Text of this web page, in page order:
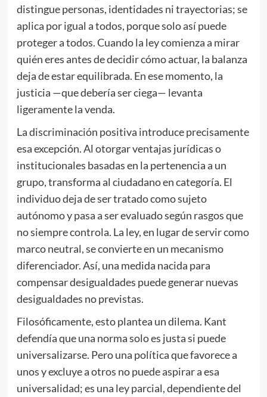
distingue personas, identidades ni trayectorias; se
aplica por igual a todos, porque solo así puede
proteger a todos. Cuando la ley comienza a mirar
quién eres antes de decidir cómo actuar, la balanza
deja de estar equilibrada. En ese momento, la
justicia —que debería ser ciega— levanta
ligeramente la venda.
La discriminación positiva introduce precisamente
esa excepción. Al otorgar ventajas jurídicas o
institucionales basadas en la pertenencia a un
grupo, transforma al ciudadano en categoría. El
individuo deja de ser tratado como sujeto
autónomo y pasa a ser evaluado según rasgos que
no siempre controla. La ley, en lugar de servir como
marco neutral, se convierte en un mecanismo
diferenciador. Así, una medida nacida para
compensar desigualdades puede generar nuevas
desigualdades no previstas.
Filosóficamente, esto plantea un dilema. Kant
defendía que una norma solo es justa si puede
universalizarse. Pero una política que favorece a
unos y excluye a otros no puede aspirar a esa
universalidad; es una ley parcial, dependiente del